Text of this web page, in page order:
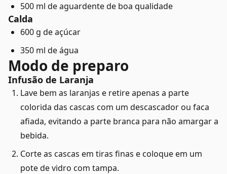
500 ml de aguardente de boa qualidade
Calda
600 g de açúcar
350 ml de água
Modo de preparo
Infusão de Laranja
Lave bem as laranjas e retire apenas a parte
colorida das cascas com um descascador ou faca
afiada, evitando a parte branca para não amargar a
bebida.
Corte as cascas em tiras finas e coloque em um
pote de vidro com tampa.